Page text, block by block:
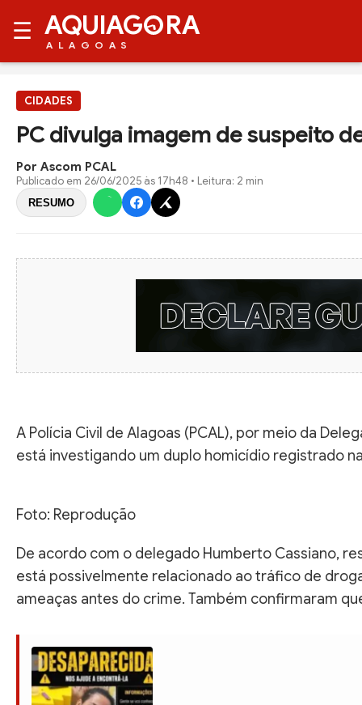
☰ AQUIAG RA
ALAGOAS
CIDADES
PC divulga imagem de suspeito
Por Ascom PCAL
Publicado em 26/06/2025 às 17h48 • Leitura: 2 min
RESUMO
A Polícia Civil de Alagoas (PCAL), por meio da
está investigando um duplo homicídio registrado
Foto: Reprodução
De acordo com o delegado Humberto Cassiano,
está possivelmente relacionado ao tráfico de
ameaças antes do crime. Também confirmaram